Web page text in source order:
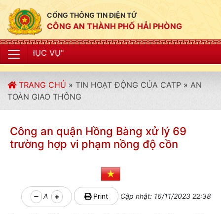
CỔNG THÔNG TIN ĐIỆN TỬ
CÔNG AN THÀNH PHỐ HẢI PHÒNG
TRANG CHỦ » TIN HOẠT ĐỘNG CỦA CATP » AN
TOÀN GIAO THÔNG
Công an quận Hồng Bàng xử lý 69
trường hợp vi phạm nồng độ cồn
A Print Cập nhật: 16/11/2023 22:38